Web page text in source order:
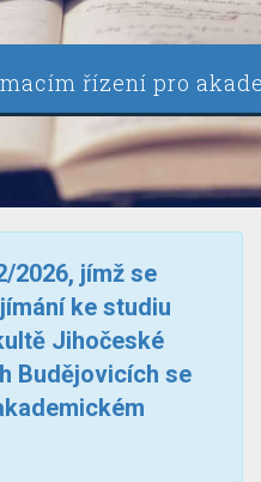
řízení pro
2026, jímž se
ke studiu
Jihočeské
Budějovicích se